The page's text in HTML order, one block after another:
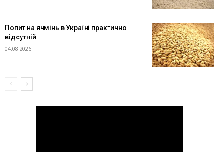
Попит на ячмінь в Україні практично
відсутній
04.08.2026